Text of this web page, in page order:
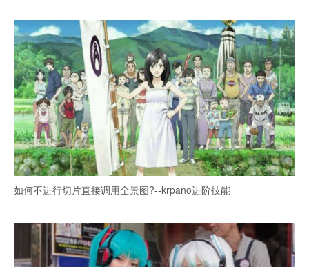
如何不进行切片直接调用全景图?--krpano进阶技能